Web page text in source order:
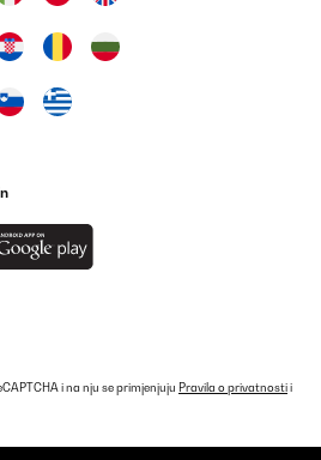
également.Le lavage de la friteuse
se nettoie très facilement et les éléments
sans problème au lave vaisselle.Je
noch nicht genutzt. Zum
welche Temperatur und Garzeit
i na nju se primjenjuju Pravila o privatnostii